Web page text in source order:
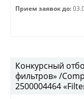
Прием заявок до:
Конкурсный
фильтров» /
2500004464